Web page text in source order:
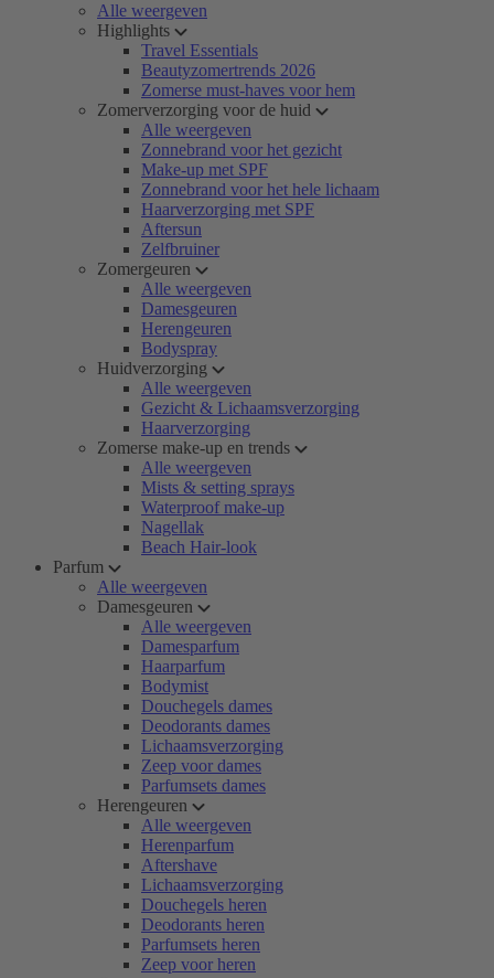
Alle weergeven
Highlights
Travel Essentials
Beautyzomertrends 2026
Zomerse must-haves voor hem
Zomerverzorging voor de huid
Alle weergeven
Zonnebrand voor het gezicht
Make-up met SPF
Zonnebrand voor het hele lichaam
Haarverzorging met SPF
Aftersun
Zelfbruiner
Zomergeuren
Alle weergeven
Damesgeuren
Herengeuren
Bodyspray
Huidverzorging
Alle weergeven
Gezicht & Lichaamsverzorging
Haarverzorging
Zomerse make-up en trends
Alle weergeven
Mists & setting sprays
Waterproof make-up
Nagellak
Beach Hair-look
Parfum
Alle weergeven
Damesgeuren
Alle weergeven
Damesparfum
Haarparfum
Bodymist
Douchegels dames
Deodorants dames
Lichaamsverzorging
Zeep voor dames
Parfumsets dames
Herengeuren
Alle weergeven
Herenparfum
Aftershave
Lichaamsverzorging
Douchegels heren
Deodorants heren
Parfumsets heren
Zeep voor heren